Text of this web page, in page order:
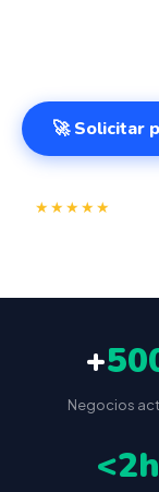
🚀 Solicitar
★★★★★
+
Negocios
<2h